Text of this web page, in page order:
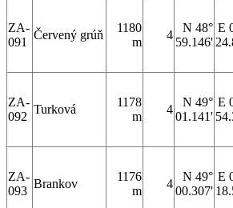
ZA-
091
Červený grúň
1180
m
4
N 48°
59.146'
E
ZA-
092
Turková
1178
m
4
N 49°
01.141'
E
ZA-
093
Brankov
1176
m
4
N 49°
00.307'
E